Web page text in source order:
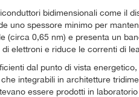
bidimensionali come il
uno spessore minimo per
(circa 0,65 nm) e presenta un
elettroni e riduce le correnti di
dal punto di vista
integrabili in architetture
essere prodotti in